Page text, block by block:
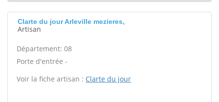
Clarte du jour Arleville mezieres,
Artisan
Département: 08
Porte d'entrée -
Voir la fiche artisan : Clarte du jour